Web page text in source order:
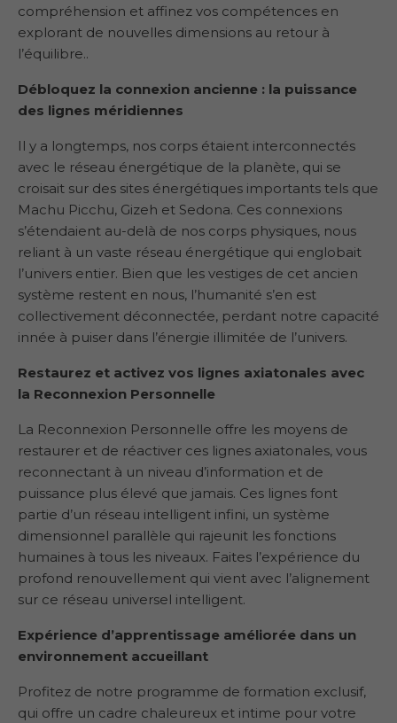
compréhension et affinez vos compétences en
explorant de nouvelles dimensions au retour à
l’équilibre..
Débloquez la connexion ancienne : la puissance
des lignes méridiennes
Il y a longtemps, nos corps étaient interconnectés
avec le réseau énergétique de la planète, qui se
croisait sur des sites énergétiques importants tels que
Machu Picchu, Gizeh et Sedona. Ces connexions
s’étendaient au-delà de nos corps physiques, nous
reliant à un vaste réseau énergétique qui englobait
l’univers entier. Bien que les vestiges de cet ancien
système restent en nous, l’humanité s’en est
collectivement déconnectée, perdant notre capacité
innée à puiser dans l’énergie illimitée de l’univers.
Restaurez et activez vos lignes axiatonales avec
la Reconnexion Personnelle
La Reconnexion Personnelle offre les moyens de
restaurer et de réactiver ces lignes axiatonales, vous
reconnectant à un niveau d’information et de
puissance plus élevé que jamais. Ces lignes font
partie d’un réseau intelligent infini, un système
dimensionnel parallèle qui rajeunit les fonctions
humaines à tous les niveaux. Faites l’expérience du
profond renouvellement qui vient avec l’alignement
sur ce réseau universel intelligent.
Expérience d’apprentissage améliorée dans un
environnement accueillant
Profitez de notre programme de formation exclusif,
qui offre un cadre chaleureux et intime pour votre